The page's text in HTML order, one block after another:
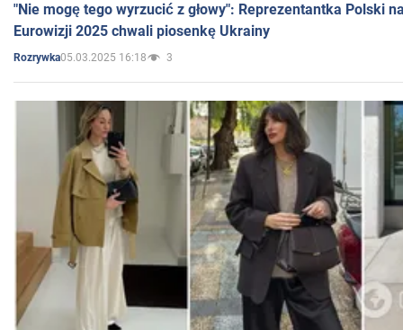
"Nie mogę tego wyrzucić z głowy": Reprezentantka Polski
Eurowizji 2025 chwali piosenkę Ukrainy
Rozrywka05.03.2025 16:18 3